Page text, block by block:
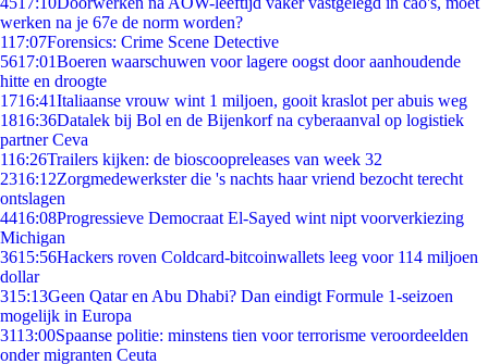
werken na je 67e de norm worden?
117:07Forensics: Crime Scene Detective
5617:01Boeren waarschuwen voor lagere oogst door aanhoudende
hitte en droogte
1716:41Italiaanse vrouw wint 1 miljoen, gooit kraslot per abuis weg
1816:36Datalek bij Bol en de Bijenkorf na cyberaanval op logistiek
partner Ceva
116:26Trailers kijken: de bioscoopreleases van week 32
2316:12Zorgmedewerkster die 's nachts haar vriend bezocht terecht
ontslagen
4416:08Progressieve Democraat El-Sayed wint nipt voorverkiezing
Michigan
3615:56Hackers roven Coldcard-bitcoinwallets leeg voor 114 miljoen
dollar
315:13Geen Qatar en Abu Dhabi? Dan eindigt Formule 1-seizoen
mogelijk in Europa
3113:00Spaanse politie: minstens tien voor terrorisme veroordeelden
onder migranten Ceuta